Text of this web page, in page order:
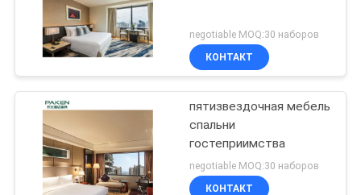
negotiable MOQ:30 наборов
КОНТАКТ
пятизвездочная мебель
спальни
гостеприимства
negotiable MOQ:30 наборов
КОНТАКТ